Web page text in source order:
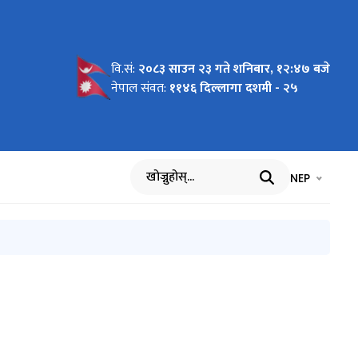
वि.सं: २०८३ साउन २३ गते शनिबार, १२:४७ बजे
नेपाल संवत: ११४६ दिल्लागा दशमी - २५
खोज्नुहोस् भाषा चयन
NEP